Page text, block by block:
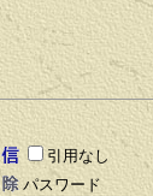
引用なし
パスワード